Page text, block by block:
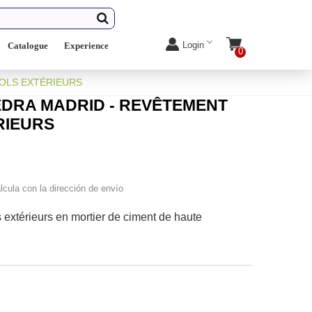
Catalogue Experience Login
0
EXTÉRIEURS
MADRID - REVÊTEMENT
con la dirección de envío
en mortier de ciment de haute